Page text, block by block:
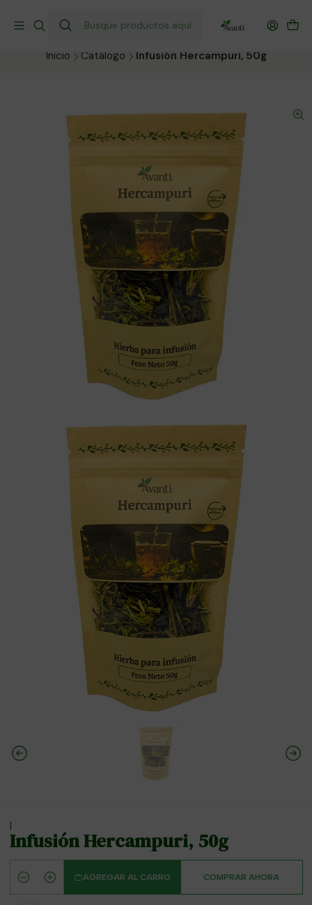
Compra hoy y recibe donde prefieras.
Inicio Catálogo Infusión Hercampuri, 50g
|
Infusión Hercampuri, 50g
Cantidad
AGREGAR AL CARRO COMPRAR AHORA